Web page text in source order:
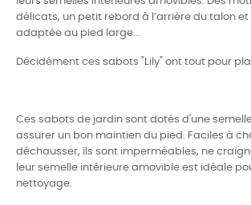
délicats, un petit rebord à l’arrière du talon et
adaptée au pied large...
Décidément ces sabots "Lily" ont tout pour
Ces sabots de jardin sont dotés d'une
assurer un bon maintien du pied. Faciles à
déchausser, ils sont imperméables, ne
leur semelle intérieure amovible est idéale
nettoyage.